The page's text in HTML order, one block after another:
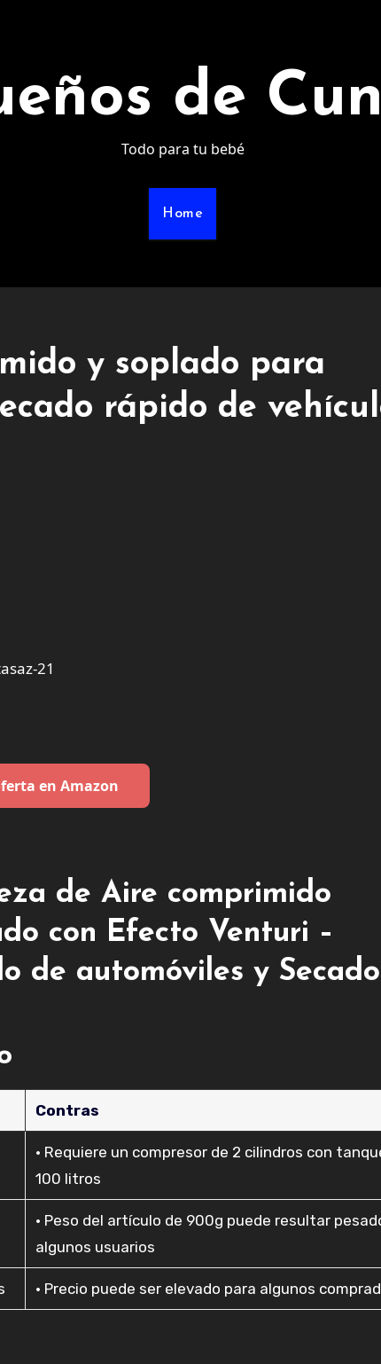
de
Todo para tu bebé
Home
y soplado para
rápido de
21
en Amazon
de Aire comprimido
con Efecto Venturi –
de automóviles y Secado
Contras
• Requiere un compresor de 2 cilindros con
100 litros
• Peso del artículo de 900g puede resultar
algunos usuarios
• Precio puede ser elevado para algunos